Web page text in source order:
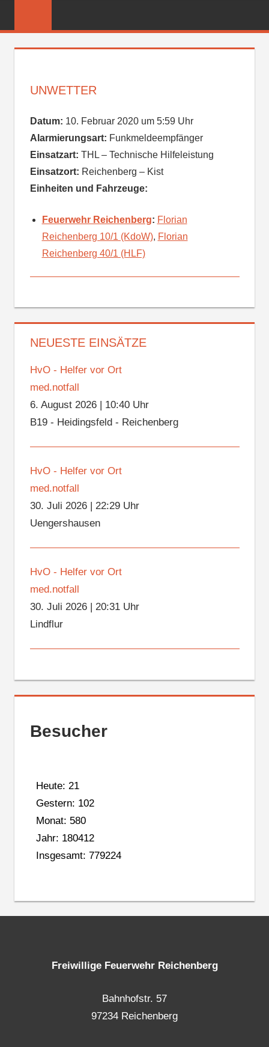
FEUERWEHR
UNWETTER
Datum: 10. Februar 2020 um 5:59 Uhr
Alarmierungsart: Funkmeldeempfänger
Einsatzart: THL – Technische Hilfeleistung
Einsatzort: Reichenberg – Kist
Einheiten und Fahrzeuge:
Feuerwehr Reichenberg: Florian
Reichenberg 10/1 (KdoW), Florian
Reichenberg 40/1 (HLF)
NEUESTE EINSÄTZE
HvO - Helfer vor Ort
med.notfall
6. August 2026| 10:40 Uhr
B19 - Heidingsfeld - Reichenberg
HvO - Helfer vor Ort
med.notfall
30. Juli 2026| 22:29 Uhr
Uengershausen
HvO - Helfer vor Ort
med.notfall
30. Juli 2026| 20:31 Uhr
Lindflur
Besucher
Heute: 21
Gestern: 102
Monat: 580
Jahr: 180412
Insgesamt: 779224
Freiwillige Feuerwehr Reichenberg
Bahnhofstr. 57
97234 Reichenberg